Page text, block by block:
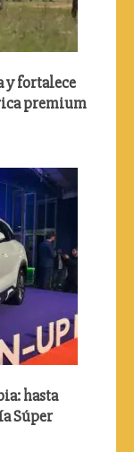
y fortalece
premium
hasta
Súper